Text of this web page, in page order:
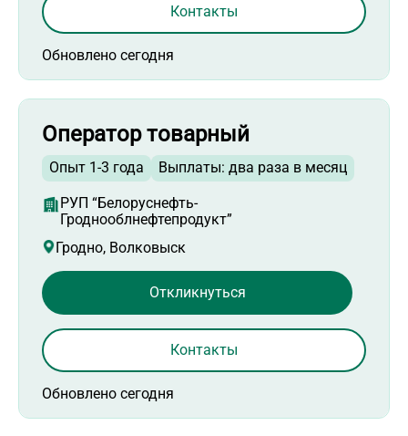
Обновлено сегодня
Контакты
Оператор товарный
Опыт 1-3 года Выплаты: два раза в месяц
РУП “Белоруснефть-
Гроднооблнефтепродукт”
Гродно, Волковыск
Обновлено сегодня
Откликнуться
Контакты